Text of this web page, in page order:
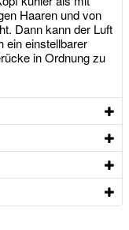
Haaren und von
Dann kann der Luft
ein einstellbarer
in Ordnung zu